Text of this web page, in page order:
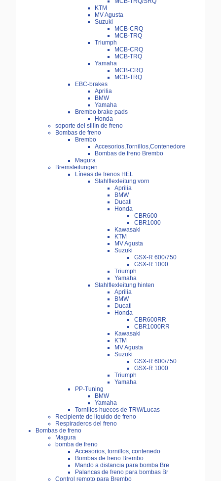
KTM
MV Agusta
Suzuki
MCB-CRQ
MCB-TRQ
Triumph
MCB-CRQ
MCB-TRQ
Yamaha
MCB-CRQ
MCB-TRQ
EBC-brakes
Aprilia
BMW
Yamaha
Brembo brake pads
Honda
soporte del sillín de freno
Bombas de freno
Brembo
Accesorios,Tornillos,Contenedore
Bombas de freno Brembo
Magura
Bremsleitungen
Líneas de frenos HEL
Stahlflexleitung vorn
Aprilia
BMW
Ducati
Honda
CBR600
CBR1000
Kawasaki
KTM
MV Agusta
Suzuki
GSX-R 600/750
GSX-R 1000
Triumph
Yamaha
Stahlflexleitung hinten
Aprilia
BMW
Ducati
Honda
CBR600RR
CBR1000RR
Kawasaki
KTM
MV Agusta
Suzuki
GSX-R 600/750
GSX-R 1000
Triumph
Yamaha
PP-Tuning
BMW
Yamaha
Tornillos huecos de TRW/Lucas
Recipiente de líquido de freno
Respiraderos del freno
Bombas de freno
Magura
bomba de freno
Accesorios, tornillos, contenedo
Bombas de freno Brembo
Mando a distancia para bomba Bre
Palancas de freno para bombas Br
Control remoto para Brembo